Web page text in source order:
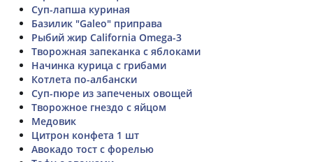
Суп-лапша куриная
Базилик "Galeo" приправа
Рыбий жир California Omega-3
Творожная запеканка с яблоками
Начинка курица с грибами
Котлета по-албански
Суп-пюре из запеченых овощей
Творожное гнездо с яйцом
Медовик
Цитрон конфета 1 шт
Авокадо тост с форелью